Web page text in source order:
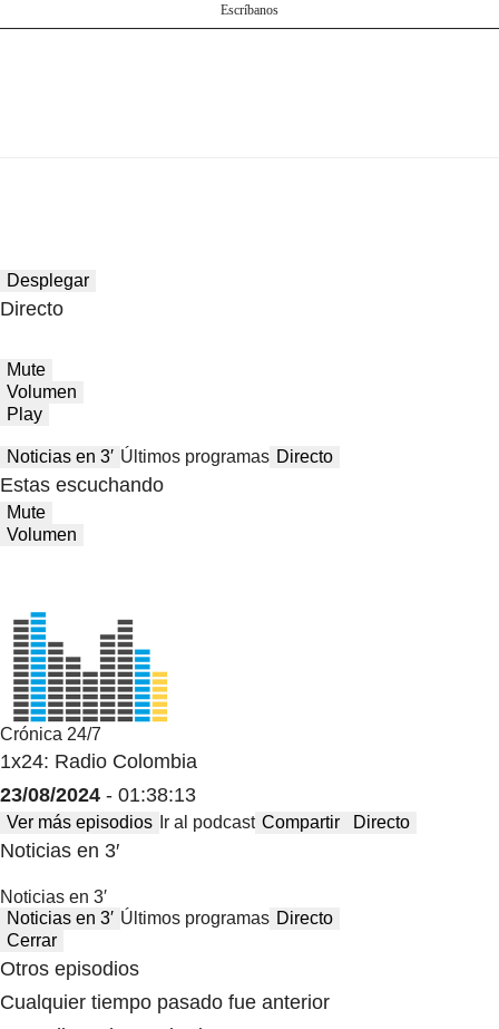
Escríbanos
Desplegar
Directo
Mute
Volumen
Play
Noticias en 3′ Últimos programas Directo
Estas escuchando
Mute
Volumen
Crónica 24/7
1x24: Radio Colombia
23/08/2024 - 01:38:13
Ver más episodios Ir al podcast Compartir Directo
Noticias en 3′
Noticias en 3′
Noticias en 3′ Últimos programas Directo
Cerrar
Otros episodios
Cualquier tiempo pasado fue anterior